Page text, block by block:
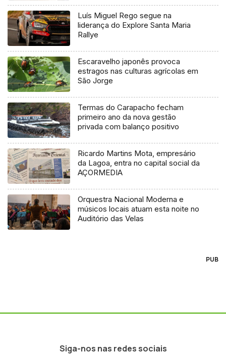
Luís Miguel Rego segue na
liderança do Explore Santa Maria
Rallye
Escaravelho japonês provoca
estragos nas culturas agrícolas em
São Jorge
Termas do Carapacho fecham
primeiro ano da nova gestão
privada com balanço positivo
Ricardo Martins Mota, empresário
da Lagoa, entra no capital social da
AÇORMEDIA
Orquestra Nacional Moderna e
músicos locais atuam esta noite no
Auditório das Velas
PUB
Siga-nos nas redes sociais